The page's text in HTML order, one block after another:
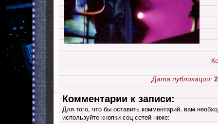
Дата публикации:
Комментарии к записи:
Для того, что бы оставить комментарий, вам
используйте кнопки соц сетей ниже: